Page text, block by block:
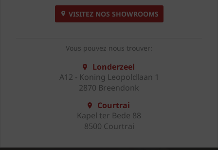
VISITEZ NOS SHOWROOMS
Vous pouvez nous trouver:
Londerzeel
A12 - Koning Leopoldlaan 1
2870 Breendonk
Courtrai
Kapel ter Bede 88
8500 Courtrai